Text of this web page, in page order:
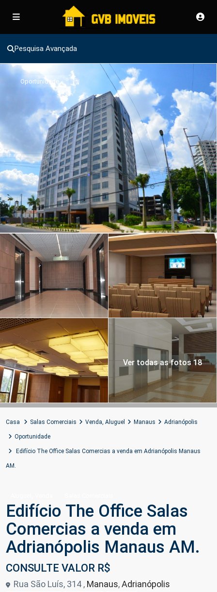
Pesquisa Avançada
Oportunidade
Ver todas as fotos 18
Casa Salas Comerciais Venda, Aluguel Manaus Adrianópolis
Oportunidade
Edifício The Office Salas Comercias a venda em Adrianópolis Manaus
AM.
Edifício The Office Salas
Comercias a venda em
Adrianópolis Manaus AM.
CONSULTE VALOR R$
Rua São Luís, 314 , Manaus,Adrianópolis